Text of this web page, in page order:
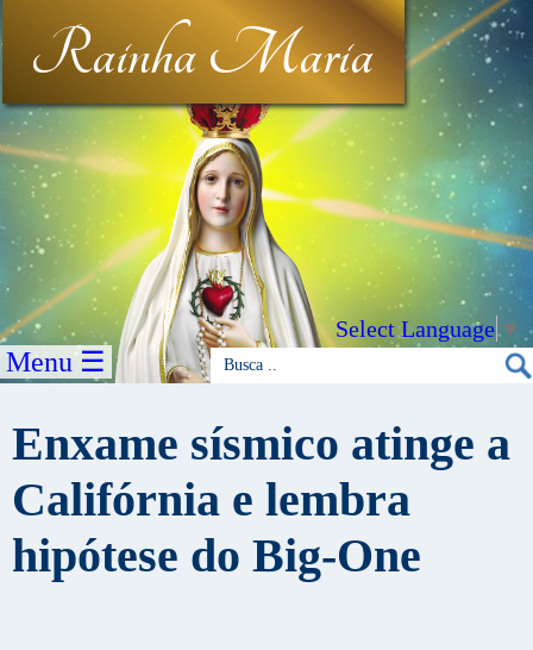
Rainha Maria
Select Language▼
Menu ☰
Enxame sísmico atinge a
Califórnia e lembra
hipótese do Big-One